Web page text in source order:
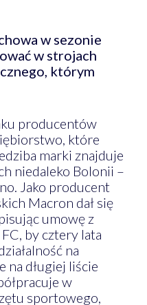
w sezonie
w strojach
którym
producentów
które
marki znajduje
niedaleko Bolonii –
Jako producent
Macron dał się
umowę z
by cztery lata
na
na długiej liście
w
sportowego,